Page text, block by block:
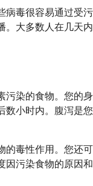
病毒很容易通过受污
。大多数人在几天内
污染的食物。您的身
数小时内。腹泻是您
的毒性作用。您还可
因污染食物的原因和